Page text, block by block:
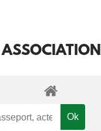
ASSOCIATION